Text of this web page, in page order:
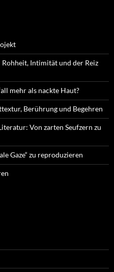
Intimität und der Reiz
mehr als nackte Haut?
Berührung und Begehren
Von zarten Seufzern zu
Gaze“ zu reproduzieren